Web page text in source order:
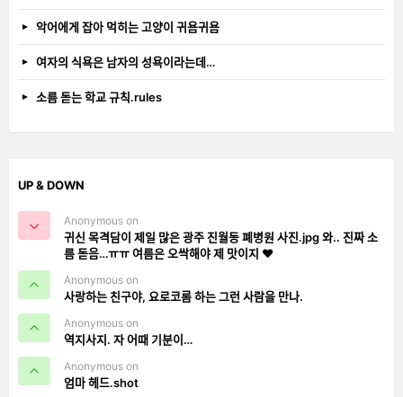
악어에게 잡아 먹히는 고양이 귀욤귀욤
여자의 식욕은 남자의 성욕이라는데…
소름 돋는 학교 규칙.rules
UP & DOWN
Anonymous on
귀신 목격담이 제일 많은 광주 진월동 폐병원 사진.jpg 와.. 진짜 소
름 돋음…ㅠㅠ 여름은 오싹해야 제 맛이지 ❤️
Anonymous on
사랑하는 친구야, 요로코롬 하는 그런 사람을 만나.
Anonymous on
역지사지. 자 어때 기분이…
Anonymous on
엄마 헤드.shot